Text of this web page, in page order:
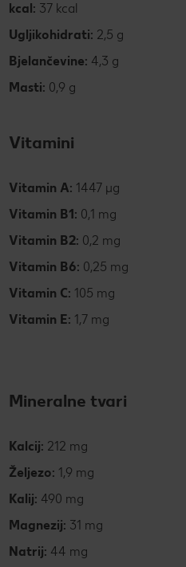
kcal: 37 kcal
Ugljikohidrati: 2,5 g
Bjelančevine: 4,3 g
Masti: 0,9 g
Vitamini
Vitamin A: 1447 µg
Vitamin B1: 0,1 mg
Vitamin B2: 0,2 mg
Vitamin B6: 0,25 mg
Vitamin C: 105 mg
Vitamin E: 1,7 mg
Mineralne tvari
Kalcij: 212 mg
Željezo: 1,9 mg
Kalij: 490 mg
Magnezij: 31 mg
Natrij: 44 mg